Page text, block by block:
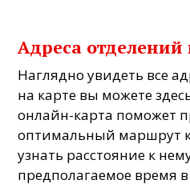
Адреса отделений
Наглядно увидеть все
на карте вы можете
онлайн-карта поможет
оптимальный маршрут к
узнать расстояние к
предполагаемое время